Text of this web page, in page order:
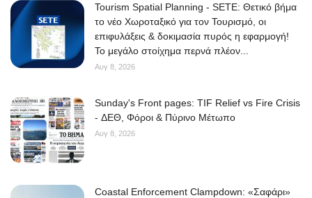
Tourism Spatial Planning - SETE: Θετικό βήμα
το νέο Χωροταξικό για τον Τουρισμό, οι
επιφυλάξεις & δοκιμασία πυρός η εφαρμογή!
Το μεγάλο στοίχημα περνά πλέον...
Αυγ 8, 2026
Sunday's Front pages: TIF Relief vs Fire Crisis
- ΔΕΘ, Φόροι & Πύρινο Μέτωπο
Αυγ 8, 2026
Coastal Enforcement Clampdown: «Σαφάρι»